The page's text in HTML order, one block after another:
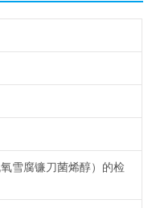
雪腐镰刀菌烯醇）的检